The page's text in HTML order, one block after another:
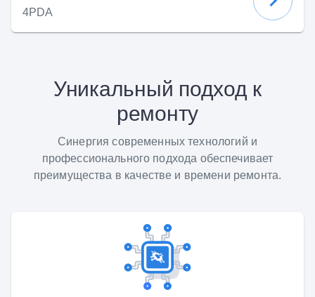
4PDA
Уникальный подход к
ремонту
Синергия современных технологий и
профессионального подхода обеспечивает
преимущества в качестве и времени ремонта.